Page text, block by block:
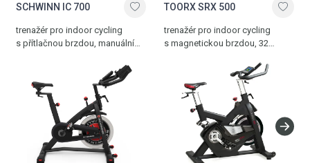
SCHWINN IC 700
trenažér pro indoor cycling
s přítlačnou brzdou, manuální
rychlobrzda, LCD displej, držák
na láhev, plně nastavitelný, 18 kg
setrvačník, hmotnost 45 kg,
nosnost 136 kg
TOORX SRX 500
trenažér pro indoor cycling
s magnetickou brzdou, 32
bezpečnostní rychlobrzda,
Bluetooth rozhraní, variabilně
nastavitelný, hrudní pás,
kalibrovaný 24 kg setrvačník,
nosnost 150 kg